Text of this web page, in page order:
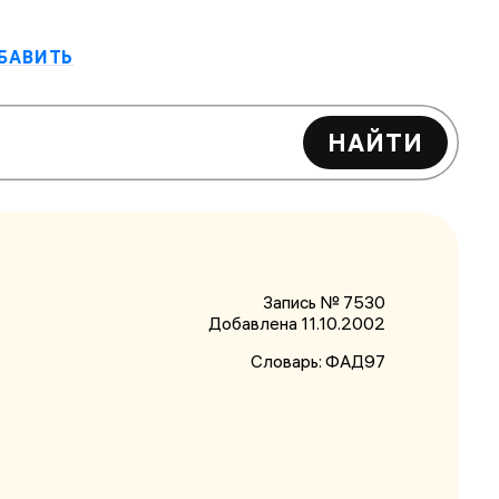
НАЙТИ
Запись № 7530
Добавлена 11.10.2002
Словарь: ФАД97